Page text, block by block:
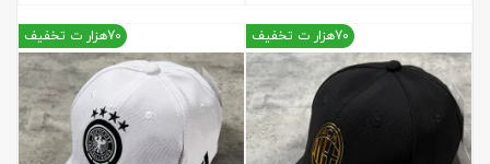
70هزار ت تخفیف 70هزار ت تخفیف